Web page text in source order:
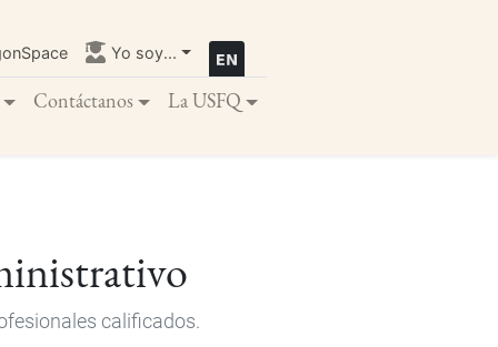
Yo soy...
Contáctanos La USFQ
calificados.